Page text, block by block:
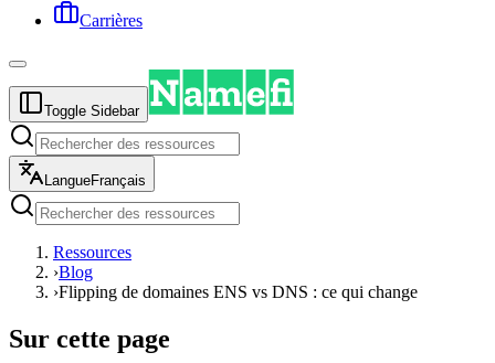
Carrières
Toggle Sidebar
LangueFrançais
Ressources
›Blog
›Flipping de domaines ENS vs DNS : ce qui change
Sur cette page